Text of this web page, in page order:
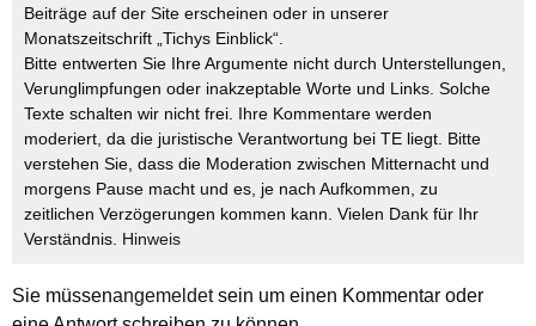
Beiträge auf der Site erscheinen oder in unserer
Monatszeitschrift „Tichys Einblick“.
Bitte entwerten Sie Ihre Argumente nicht durch Unterstellungen,
Verunglimpfungen oder inakzeptable Worte und Links. Solche
Texte schalten wir nicht frei. Ihre Kommentare werden
moderiert, da die juristische Verantwortung bei TE liegt. Bitte
verstehen Sie, dass die Moderation zwischen Mitternacht und
morgens Pause macht und es, je nach Aufkommen, zu
zeitlichen Verzögerungen kommen kann. Vielen Dank für Ihr
Verständnis. Hinweis
Sie müssenangemeldetsein um einen Kommentar oder